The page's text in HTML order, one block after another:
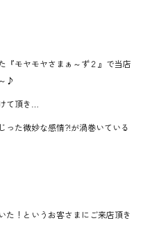
『モヤモヤさまぁ～ず２』で当店
♪
て頂き…
った微妙な感情?!が渦巻いている
た！というお客さまにご来店頂き